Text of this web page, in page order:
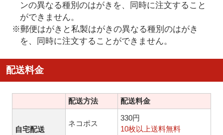
ンの異なる種別のはがきを、同時に注文すること
ができません。
※郵便はがきと私製はがきの異なる種別のはがき
を、同時に注文することができません。
配送料金
配送方法 配送料金
自宅配送
ネコポス
330円
10枚以上送料無料